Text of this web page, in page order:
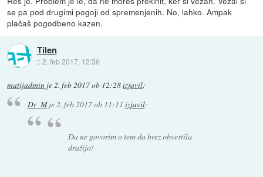
se pa pod drugimi pogoji od spremenjenih. No, lahko. Ampak
plačaš pogodbeno kazen.
Tilen
::2. feb 2017, 12:36
matijadmin je 2. feb 2017 ob 12:28izjavil:
Dr_Mje2. feb 2017 ob 11:11 izjavil:
Da ne govorim o tem da brez obvestila
dražijo!